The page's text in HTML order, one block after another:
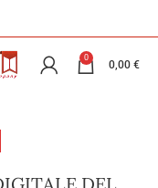
0
0,00 €